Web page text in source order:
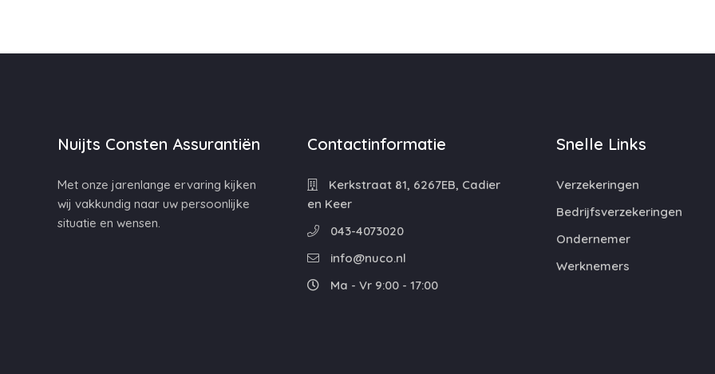
Nuijts Consten Assurantiën
Met onze jarenlange ervaring kijken
wij vakkundig naar uw persoonlijke
situatie en wensen.
Contactinformatie
Kerkstraat 81, 6267EB, Cadier
en Keer
043-4073020
info@nuco.nl
Ma - Vr 9:00 - 17:00
Snelle Links
Verzekeringen
Bedrijfsverzekeringen
Ondernemer
Werknemers